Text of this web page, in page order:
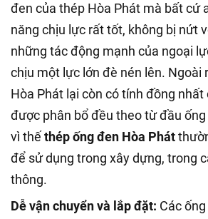
đen của thép Hòa Phát mà bất cứ
năng chịu lực rất tốt, không bị nứt
những tác động mạnh của ngoại
chịu một lực lớn đè nén lên. Ngoài
Hòa Phát lại còn có tính đồng nhất
được phân bổ đều theo từ đầu
vì thếthép ống đen Hòa Phát
để sử dụng trong xây dựng, trong
thông.
Dễ vận chuyển và lắp đặt: Các